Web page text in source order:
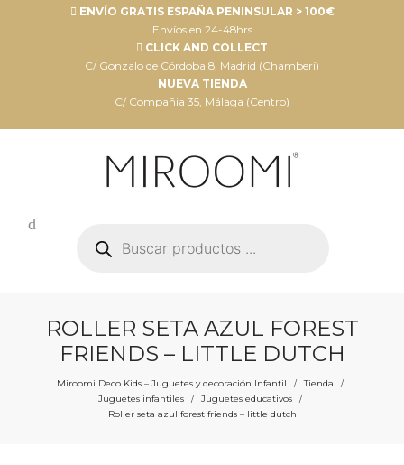
ENVÍO GRATIS ESPAÑA PENINSULAR > 100€
Envíos en 24-48hrs
CLICK AND COLLECT
C/ Gonzalo de Córdoba 8, Madrid (Chamberí)
NUEVA TIENDA
C/ Compañia 35, Málaga (Centro)
productos
ROLLER SETA AZUL FOREST
FRIENDS – LITTLE DUTCH
Miroomi Deco Kids – Juguetes y decoración Infantil / Tienda /
Juguetes infantiles / Juguetes educativos /
Roller seta azul forest friends – little dutch